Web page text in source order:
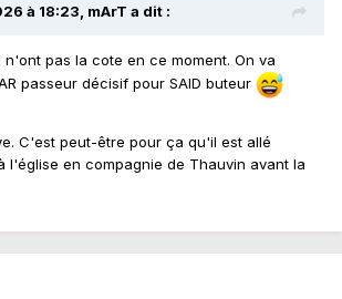
à 18:23, mArT a dit :
n'ont pas la cote en ce moment. On va
passeur décisif pour SAID buteur
C'est peut-être pour ça qu'il est allé
l'église en compagnie de Thauvin avant la